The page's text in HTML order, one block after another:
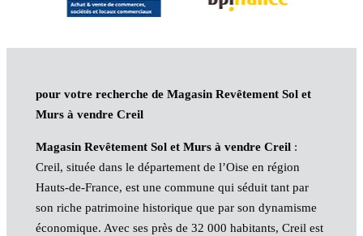
pour votre recherche de Magasin Revêtement Sol et
Murs à vendre Creil
Magasin Revêtement Sol et Murs à vendre Creil:
Creil, située dans le département de l’Oise en région
Hauts-de-France, est une commune qui séduit tant par
son riche patrimoine historique que par son dynamisme
économique. Avec ses près de 32 000 habitants, Creil est